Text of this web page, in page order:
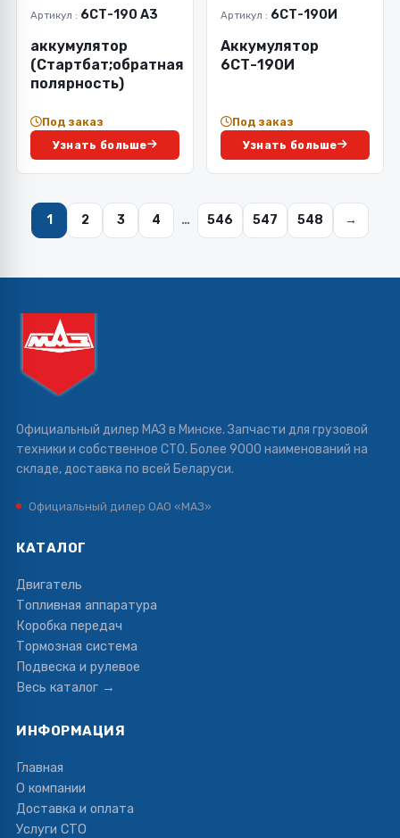
Артикул : 6СТ-190 А3
аккумулятор
(Стартбат;обратная
полярность)
Под заказ
Узнать больше
Артикул : 6СТ-190И
Аккумулятор
6СТ-190И
Под заказ
Узнать больше
1 2 3 4 … 546 547 548 →
Официальный дилер МАЗ в Минске. Запчасти для грузовой
техники и собственное СТО. Более 9000 наименований на
складе, доставка по всей Беларуси.
Официальный дилер ОАО «МАЗ»
КАТАЛОГ
Двигатель
Топливная аппаратура
Коробка передач
Тормозная система
Подвеска и рулевое
Весь каталог →
ИНФОРМАЦИЯ
Главная
О компании
Доставка и оплата
Услуги СТО